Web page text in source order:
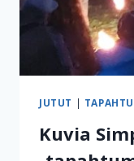
JUTUT |
Kuvia